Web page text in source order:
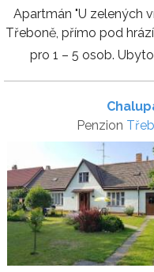
Apartmán "U zelených
Třeboně, přímo pod
pro 1 – 5 osob.
Penzion